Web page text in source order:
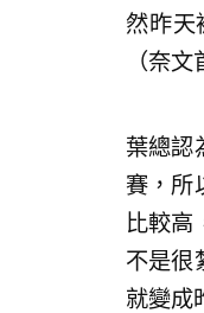
然昨天
（奈
葉總認
賽，所
比較
不是很
就變成